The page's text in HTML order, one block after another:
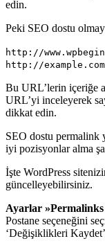
edin.
Peki SEO dostu
http://
http://
Bu URL’lerin içeriğe
URL’yi inceleyerek
dikkat edin.
SEO dostu permalink
iyi pozisyonlar alma
İşte WordPress
güncelleyebilirsiniz.
Ayarlar »Permalinks
Postane seçeneğini
‘Değişiklikleri